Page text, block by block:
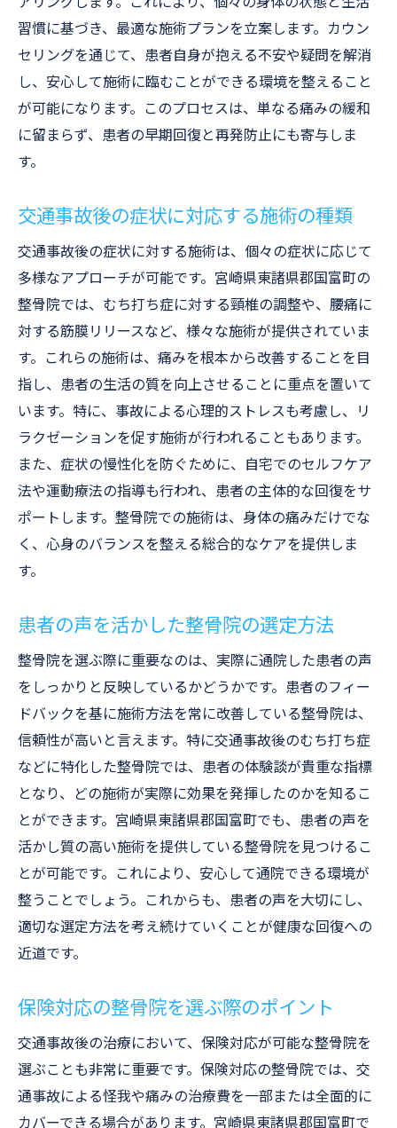
整骨院での個別カウンセリングが交通事故後の
回復を支える
整骨院でのカウンセリングの流れと効果
整骨院でのカウンセリングが持つ回復力
進
交通事故後の整骨院での心のケアの必要性
交通事故後の健康を取り戻すための整骨院での
施術プロセス
整骨院での施術初期段階の重要性
中期的なケア計画：整骨院での具体的施術
法
長期的見通しと整骨院での継続ケア
整骨院施術による健康回復のステップ
整骨院での施術終了後のサポート体制
整骨院での継続的ケアが交通事故後の再発防止
整骨院での再発防止プログラムの効果
整骨院での健康チェックと定期的なフォロ
ー
再発防止のための整骨院での長期的アプロ
ーチ
整骨院でのライフスタイル指導の意義
整骨院が提供する健康維持のサポート
習慣に基づき、最適な施術プランを立案します。カウン
セリングを通じて、患者自身が抱える不安や疑問を解消
し、安心して施術に臨むことができる環境を整えること
が可能になります。このプロセスは、単なる痛みの緩和
に留まらず、患者の早期回復と再発防止にも寄与しま
す。
交通事故後の症状に対応する施術の種類
交通事故後の症状に対する施術は、個々の症状に応じて
多様なアプローチが可能です。宮崎県東諸県郡国富町の
整骨院では、むち打ち症に対する頸椎の調整や、腰痛に
対する筋膜リリースなど、様々な施術が提供されていま
す。これらの施術は、痛みを根本から改善することを目
指し、患者の生活の質を向上させることに重点を置いて
います。特に、事故による心理的ストレスも考慮し、リ
ラクゼーションを促す施術が行われることもあります。
また、症状の慢性化を防ぐために、自宅でのセルフケア
法や運動療法の指導も行われ、患者の主体的な回復をサ
ポートします。整骨院での施術は、身体の痛みだけでな
く、心身のバランスを整える総合的なケアを提供しま
す。
患者の声を活かした整骨院の選定方法
整骨院を選ぶ際に重要なのは、実際に通院した患者の声
をしっかりと反映しているかどうかです。患者のフィー
ドバックを基に施術方法を常に改善している整骨院は、
信頼性が高いと言えます。特に交通事故後のむち打ち症
などに特化した整骨院では、患者の体験談が貴重な指標
となり、どの施術が実際に効果を発揮したのかを知るこ
とができます。宮崎県東諸県郡国富町でも、患者の声を
活かし質の高い施術を提供している整骨院を見つけるこ
とが可能です。これにより、安心して通院できる環境が
整うことでしょう。これからも、患者の声を大切にし、
適切な選定方法を考え続けていくことが健康な回復への
近道です。
保険対応の整骨院を選ぶ際のポイント
交通事故後の治療において、保険対応が可能な整骨院を
選ぶことも非常に重要です。保険対応の整骨院では、交
通事故による怪我や痛みの治療費を一部または全面的に
カバーできる場合があります。宮崎県東諸県郡国富町で